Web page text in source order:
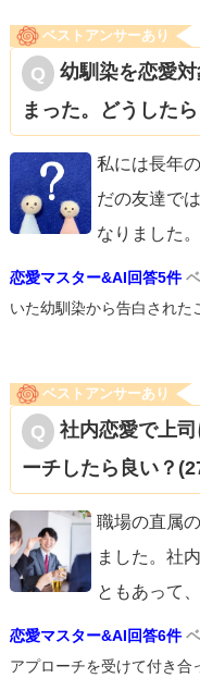
ベストアンサーあり
幼馴染を恋愛
まった。どうした
私には長年
だの友達で
なりました
恋愛マスター&AI回答5件
いた幼馴染から告白された
ベストアンサーあり
社内恋愛で上
ーチしたら良い？
職場の直属
ました。社
ともあって
恋愛マスター&AI回答6件
アプローチを受けて付き合